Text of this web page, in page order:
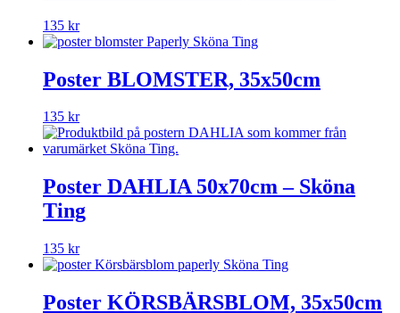
135 kr
Poster BLOMSTER, 35x50cm
135 kr
Poster DAHLIA 50x70cm – Sköna
Ting
135 kr
Poster KÖRSBÄRSBLOM, 35x50cm